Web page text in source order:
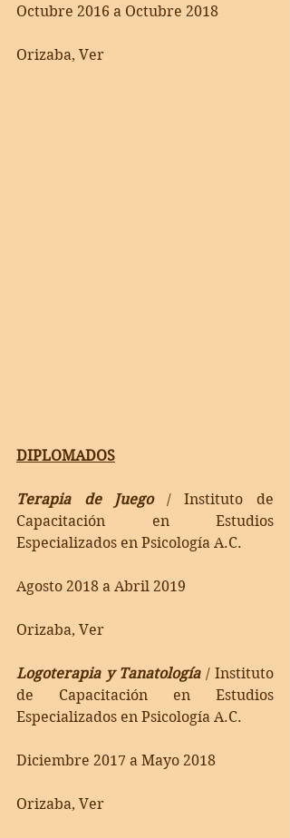
Octubre 2016 a Octubre 2018
Orizaba, Ver
DIPLOMADOS
Terapia de Juego
/ Instituto de
Capacitación en Estudios
Especializados en Psicología A.C.
Agosto 2018 a Abril 2019
Orizaba, Ver
Logoterapia y Tanatología / Instituto
de Capacitación en Estudios
Especializados en Psicología A.C.
Diciembre 2017 a Mayo 2018
Orizaba, Ver